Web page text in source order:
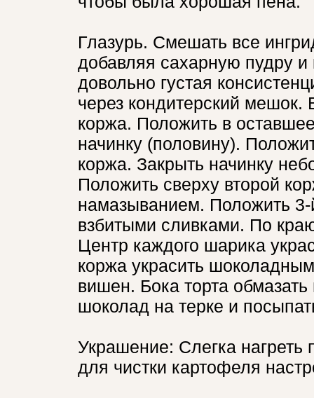
Глазурь. Смешать все
добавляя сахарную пудру
довольно густая
через кондитерский мешок.
коржа. Положить в
начинку (половину).
коржа. Закрыть начинку
Положить сверху второй
намазыванием. Положить
взбитыми сливками. По
Центр каждого шарика
коржа украсить
вишен. Бока торта
шоколад на терке и
Украшение: Слегка
для чистки картофеля